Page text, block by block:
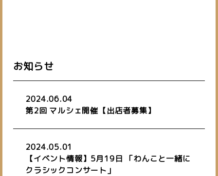
お知らせ
2024.06.04
第2回 マルシェ開催【出店者募集】
2024.05.01
【イベント情報】5月19日 「わんこと一緒に
クラシックコンサート」